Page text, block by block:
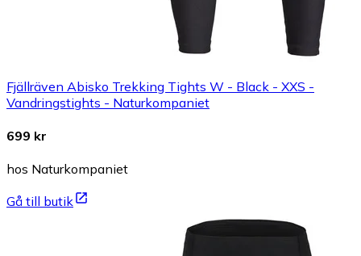
Fjällräven Abisko Trekking Tights W - Black - XXS -
Vandringstights - Naturkompaniet
699 kr
hos Naturkompaniet
Gå till butik